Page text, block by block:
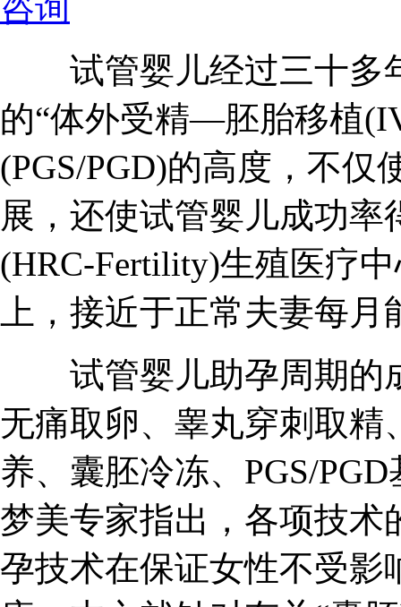
试管婴儿经过三十多
的“体外受精—胚胎移植
(PGS/PGD)的高度，不
展，还使试管婴儿成功率
(HRC-Fertility)生殖医疗
上，接近于正常夫妻每
试管婴儿助孕周期的
无痛取卵、睾丸穿刺取精
养、囊胚冷冻、PGS/
梦美专家指出，各项技术
孕技术在保证女性不受影